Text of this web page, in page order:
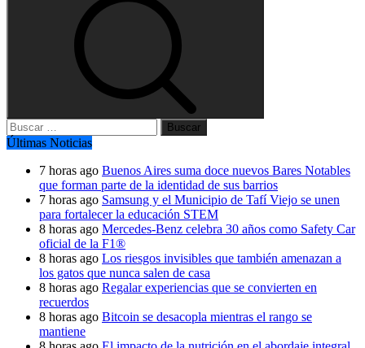
Buscar:
Últimas Noticias
7 horas ago Buenos Aires suma doce nuevos Bares Notables
que forman parte de la identidad de sus barrios
7 horas ago Samsung y el Municipio de Tafí Viejo se unen
para fortalecer la educación STEM
8 horas ago Mercedes-Benz celebra 30 años como Safety Car
oficial de la F1®
8 horas ago Los riesgos invisibles que también amenazan a
los gatos que nunca salen de casa
8 horas ago Regalar experiencias que se convierten en
recuerdos
8 horas ago Bitcoin se desacopla mientras el rango se
mantiene